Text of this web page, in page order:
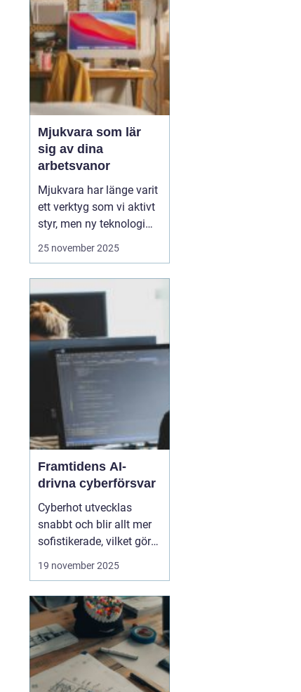
som underlättar denna
börda. G...
Mjukvara som lär
sig av dina
arbetsvanor
Mjukvara har länge varit
ett verktyg som vi aktivt
styr, men ny teknologi
gör att program idag kan
program kan analysera
hur du arbetar, vilka
appar du använder mest
och vilka uppgift...
25 november 2025
Framtidens AI-
drivna cyberförsvar
Cyberhot utvecklas
snabbt och blir allt mer
sofistikerade, vilket gör
traditionella
cybersäkerhet kräver
proaktiva och
intelligenta system som
kan identifiera, analysera
och n...
19 november 2025